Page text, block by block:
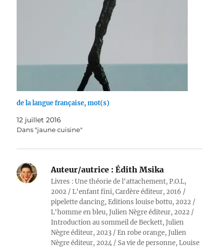
de la langue française, mot(s)
12 juillet 2016
Dans "jaune cuisine"
Auteur/autrice : Édith Msika
Livres : Une théorie de l'attachement, P.O.L,
2002 / L'enfant fini, Cardère éditeur, 2016 /
pipelette dancing, Editions louise bottu, 2022 /
L'homme en bleu, Julien Nègre éditeur, 2022 /
Introduction au sommeil de Beckett, Julien
Nègre éditeur, 2023 / En robe orange, Julien
Nègre éditeur, 2024 / Sa vie de personne, Louise